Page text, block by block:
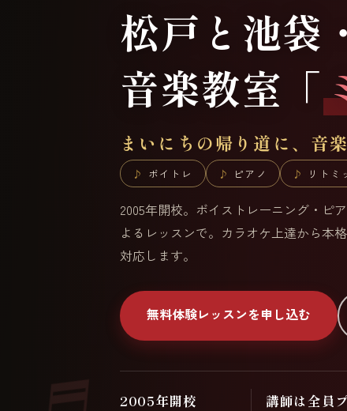
松戸と池袋
音楽教室「
まいにちの帰り道に、音楽
ボイトレ ピアノ リトミ
2005年開校。ボイストレーニング・ピ
よるレッスンで。カラオケ上達から本
対応します。
無料体験レッスンを申し込む
2005年開校 講師は全員